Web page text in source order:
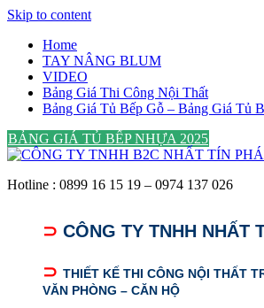
Skip to content
Home
TAY NÂNG BLUM
VIDEO
Bảng Giá Thi Công Nội Thất
Bảng Giá Tủ Bếp Gỗ – Bảng Giá Tủ
BẢNG GIÁ TỦ BẾP NHỰA 2025
Hotline : 0899 16 15 19 – 0974 137 026
⊃ CÔNG TY TNHH NHẤT
⊃ THIẾT KẾ THI CÔNG NỘI THẤT
VĂN PHÒNG – CĂN HỘ